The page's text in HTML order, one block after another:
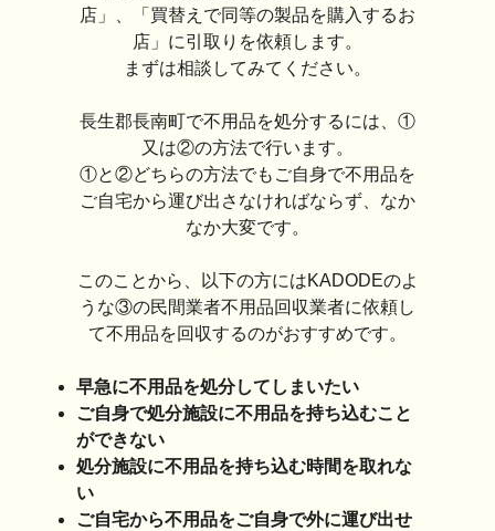
店」、「買替えで同等の製品を購入するお
店」に引取りを依頼します。
まずは相談してみてください。
長生郡長南町で不用品を処分するには、①
又は②の方法で行います。
①と②どちらの方法でもご自身で不用品を
ご自宅から運び出さなければならず、なか
なか大変です。
このことから、以下の方にはKADODEのよ
うな③の民間業者不用品回収業者に依頼し
て不用品を回収するのがおすすめです。
早急に不用品を処分してしまいたい
ご自身で処分施設に不用品を持ち込むこと
ができない
処分施設に不用品を持ち込む時間を取れな
い
ご自宅から不用品をご自身で外に運び出せ